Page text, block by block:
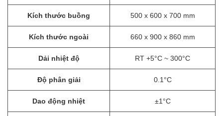
Kích thước buồng 500 x 600 x 700 mm
Kích thước ngoài 660 x 900 x 860 mm
Dải nhiệt độ RT +5°C ~ 300°C
Độ phân giải 0.1°C
Dao động nhiệt ±1°C